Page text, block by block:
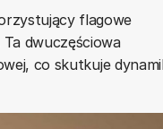
flagowe
dwuczęściowa
co skutkuje